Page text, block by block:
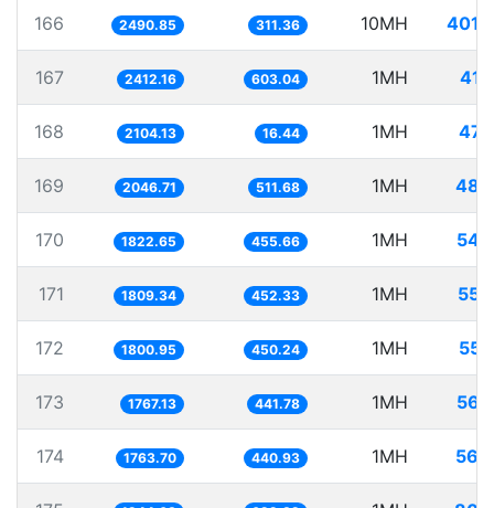
166 2490.85 311.36 10MH
167 2412.16 603.04 1MH
168 2104.13 16.44 1MH
169 2046.71 511.68 1MH
170 1822.65 455.66 1MH
171 1809.34 452.33 1MH
172 1800.95 450.24 1MH
173 1767.13 441.78 1MH
174 1763.70 440.93 1MH